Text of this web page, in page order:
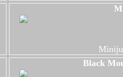
Black